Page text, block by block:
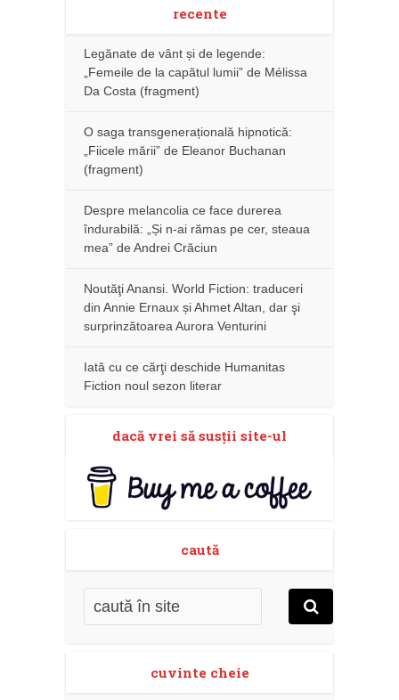
recente
Legănate de vânt și de legende:
„Femeile de la capătul lumii” de Mélissa
Da Costa (fragment)
O saga transgenerațională hipnotică:
„Fiicele mării” de Eleanor Buchanan
(fragment)
Despre melancolia ce face durerea
îndurabilă: „Și n-ai rămas pe cer, steaua
mea” de Andrei Crăciun
Noutăţi Anansi. World Fiction: traduceri
din Annie Ernaux și Ahmet Altan, dar şi
surprinzătoarea Aurora Venturini
Iată cu ce cărţi deschide Humanitas
Fiction noul sezon literar
dacă vrei să susţii site-ul
caută
cuvinte cheie